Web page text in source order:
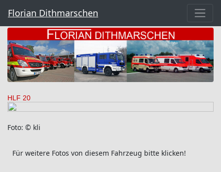
Florian Dithmarschen
HLF 20
Foto: © kli
Für weitere Fotos von diesem Fahrzeug bitte klicken!